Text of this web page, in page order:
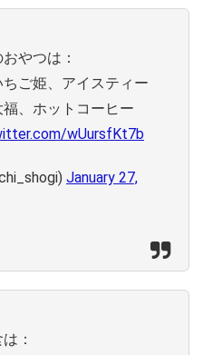
やつは：
ご姫、アイスティー
、ホットコーヒー
wUursfKt7b
January 27,
：